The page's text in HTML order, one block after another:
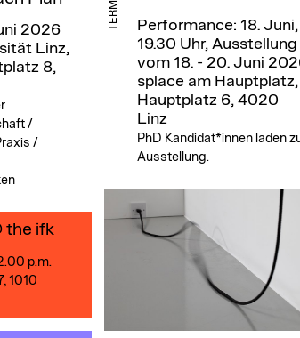
2026
Linz,
8,
/
/
TERMIN
Performance: 18. Juni,
19.30 Uhr, Ausstellung
vom 18. - 20. Juni
splace am Hauptplatz,
Hauptplatz 6, 4020
Linz
PhD Kandidat*innen laden
Ausstellung.
the ifk
p.m.
1010